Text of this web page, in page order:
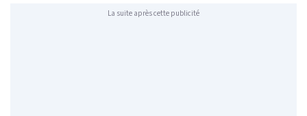
La suite après cette publicité